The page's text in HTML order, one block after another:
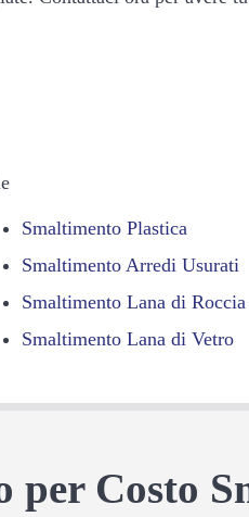
Smaltimento Plastica
Smaltimento Arredi Usurati
Smaltimento Lana di Roccia
Smaltimento Lana di Vetro
Costo